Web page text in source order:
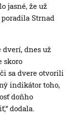
jasné, že už
poradila Strnad
dverí, dnes už
skoro
sa dvere otvorili
indikátor toho,
doňho
dodala.